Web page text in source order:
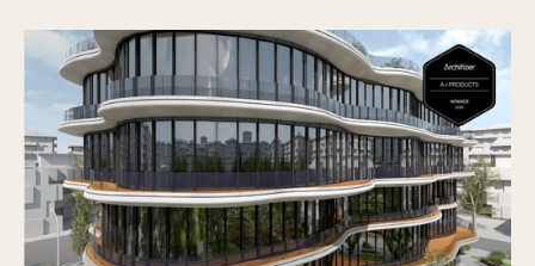
Vectorworks Architect 2026 laureatem
nagrody Architizer A+Product Popular
Choice Award
Opublikowano30/6/2026